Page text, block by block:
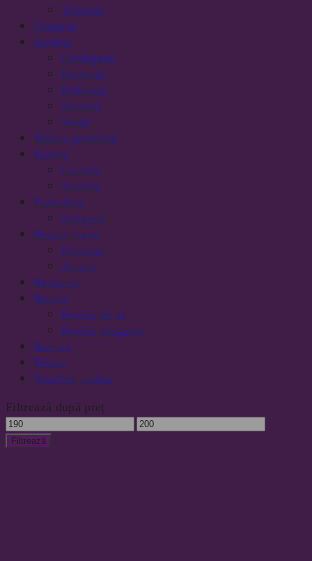
Tricouri
Hanorac
Jachete
Cardigane
Hanorac
Paltoane
Sacouri
Veste
Masca protectie
Palarii
Caciuli
Voalete
Pantaloni
Salopete
Pentru copii
Hainute
Jucarii
Reduceri
Rochii
Rochii de zi
Rochii elegante
Rucsac
Tenisi
Voucher cadou
Filtrează după preț
Preț
minim
Preț
Filtrează